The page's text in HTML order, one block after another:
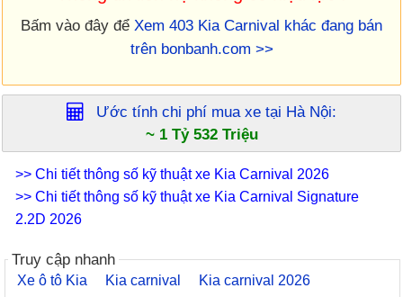
Bấm vào đây để Xem 403 Kia Carnival khác đang bán
trên bonbanh.com >>
Ước tính chi phí mua xe tại Hà Nội:
~ 1 Tỷ 532 Triệu
>> Chi tiết thông số kỹ thuật xe Kia Carnival 2026
>> Chi tiết thông số kỹ thuật xe Kia Carnival Signature
2.2D 2026
Truy cập nhanh
Xe ô tô Kia Kia carnival
Kia carnival 2026